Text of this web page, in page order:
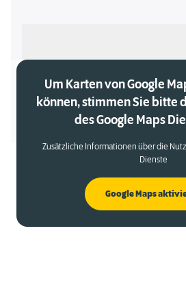
Um Karten von Google
können, stimmen Sie bitte
des Google Maps
Zusätzliche Informationen über die
Dienste
Google Maps